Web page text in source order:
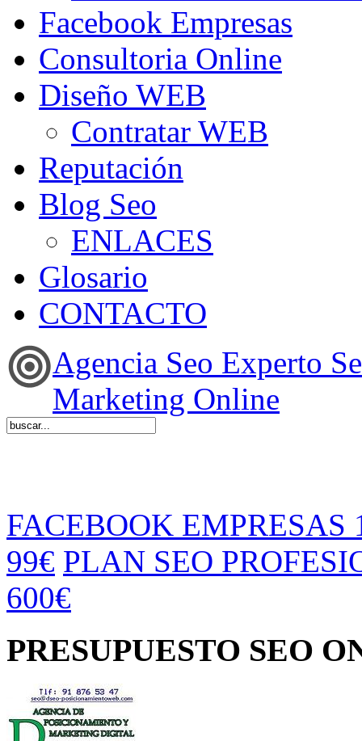
Facebook Empresas
Consultoria Online
Diseño WEB
Contratar WEB
Reputación
Blog Seo
ENLACES
Glosario
CONTACTO
Agencia Seo Experto
Marketing Online
FACEBOOK EMPRESAS
99€ PLAN SEO
600€
PRESUPUESTO SEO